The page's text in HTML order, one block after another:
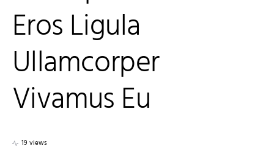
Eros Ligula
Ullamcorper
Vivamus Eu
19 views